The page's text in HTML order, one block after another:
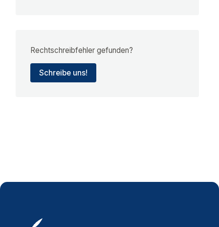
Rechtschreibfehler gefunden?
Schreibe uns!